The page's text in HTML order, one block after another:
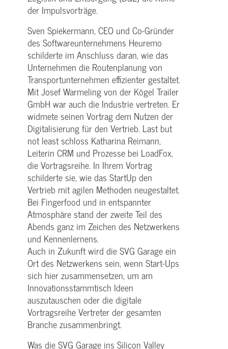
der Impulsvorträge.
Sven Spiekermann, CEO und Co-Gründer
des Softwareunternehmens Heuremo
schilderte im Anschluss daran, wie das
Unternehmen die Routenplanung von
Transportunternehmen effizienter gestaltet.
Mit Josef Warmeling von der Kögel Trailer
GmbH war auch die Industrie vertreten. Er
widmete seinen Vortrag dem Nutzen der
Digitalisierung für den Vertrieb. Last but
not least schloss Katharina Reimann,
Leiterin CRM und Prozesse bei LoadFox,
die Vortragsreihe. In Ihrem Vortrag
schilderte sie, wie das StartUp den
Vertrieb mit agilen Methoden neugestaltet.
Bei Fingerfood und in entspannter
Atmosphäre stand der zweite Teil des
Abends ganz im Zeichen des Netzwerkens
und Kennenlernens.
Auch in Zukunft wird die SVG Garage ein
Ort des Netzwerkens sein, wenn Start-Ups
sich hier zusammensetzen, um am
Innovationsstammtisch Ideen
auszutauschen oder die digitale
Vortragsreihe Vertreter der gesamten
Branche zusammenbringt.
Was die SVG Garage ins Silicon Valley